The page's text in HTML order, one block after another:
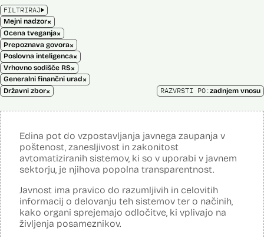
FILTRIRAJ
Mejni nadzor×
Ocena tveganja×
Prepoznava govora×
Poslovna inteligenca×
Vrhovno sodišče RS×
Generalni finančni urad×
Državni zbor× RAZVRSTI PO:zadnjem vnosu
Edina pot do vzpostavljanja javnega zaupanja v
poštenost, zanesljivost in zakonitost
avtomatiziranih sistemov, ki so v uporabi v javnem
sektorju, je njihova popolna transparentnost.
Javnost ima pravico do razumljivih in celovitih
informacij o delovanju teh sistemov ter o načinih,
kako organi sprejemajo odločitve, ki vplivajo na
življenja posameznikov.